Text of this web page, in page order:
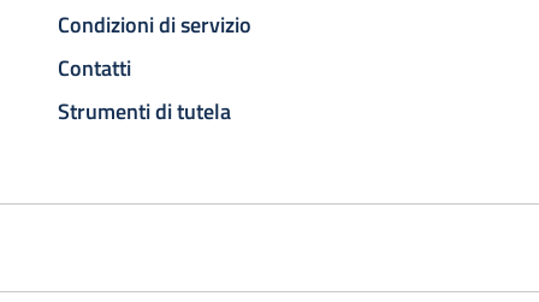
Condizioni di servizio
Contatti
Strumenti di tutela